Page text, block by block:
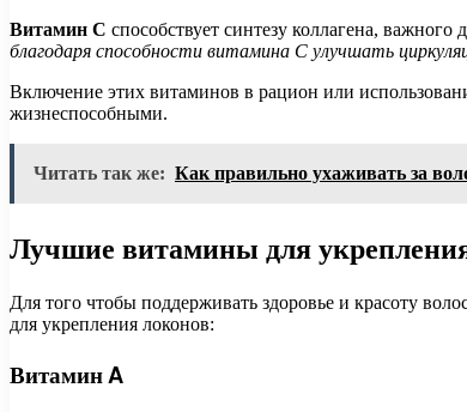
Витамин C способствует синтезу коллагена,
благодаря способности витамина C улучшать
Включение этих витаминов в рацион или
жизнеспособными.
Читать так же: Как правильно ухаживать за
Лучшие витамины для
Для того чтобы поддерживать здоровье и красоту
для укрепления локонов:
Витамин A